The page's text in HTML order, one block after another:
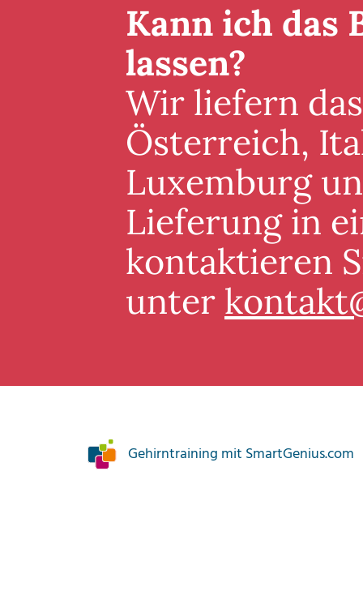
Kann ich das
lassen?
Wir liefern
Österreich,
Luxemburg
Lieferung in
kontaktieren
unter
Gehirntraining mit SmartGenius.com